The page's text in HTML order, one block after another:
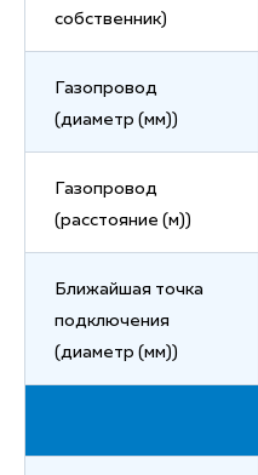
собственник)
Газопровод
(диаметр (мм))
Газопровод
(расстояние (м))
Ближайшая точка
подключения
(диаметр (мм))